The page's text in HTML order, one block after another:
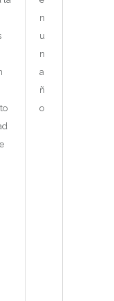
n
u
n
a
ñ
o